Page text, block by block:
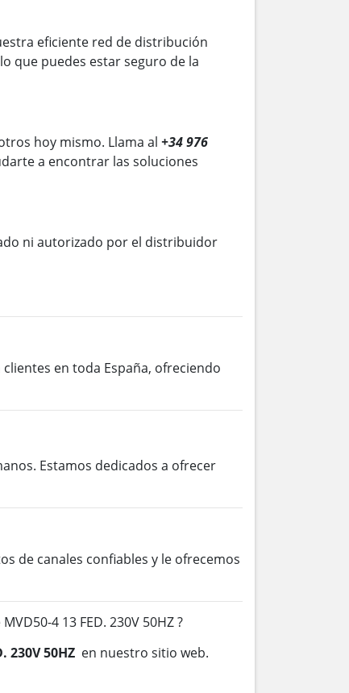
eficiente red de distribución
que puedes estar seguro de la
hoy mismo. Llama al +34 976
a encontrar las soluciones
ni autorizado por el distribuidor
clientes en toda España, ofreciendo
Estamos dedicados a ofrecer
de canales confiables y le ofrecemos
4 13 FED. 230V 50HZ ?
230V 50HZ en nuestro sitio web.